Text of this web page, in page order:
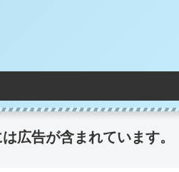
広告が含まれています。